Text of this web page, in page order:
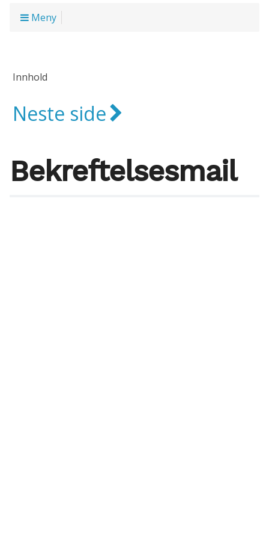
Meny
Innhold
Neste side
Bekreftelsesmail